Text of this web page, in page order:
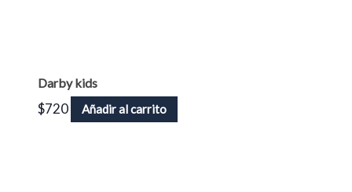
Darby kids
$720 Añadir al carrito